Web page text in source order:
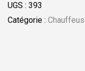
UGS : 393
Catégorie :